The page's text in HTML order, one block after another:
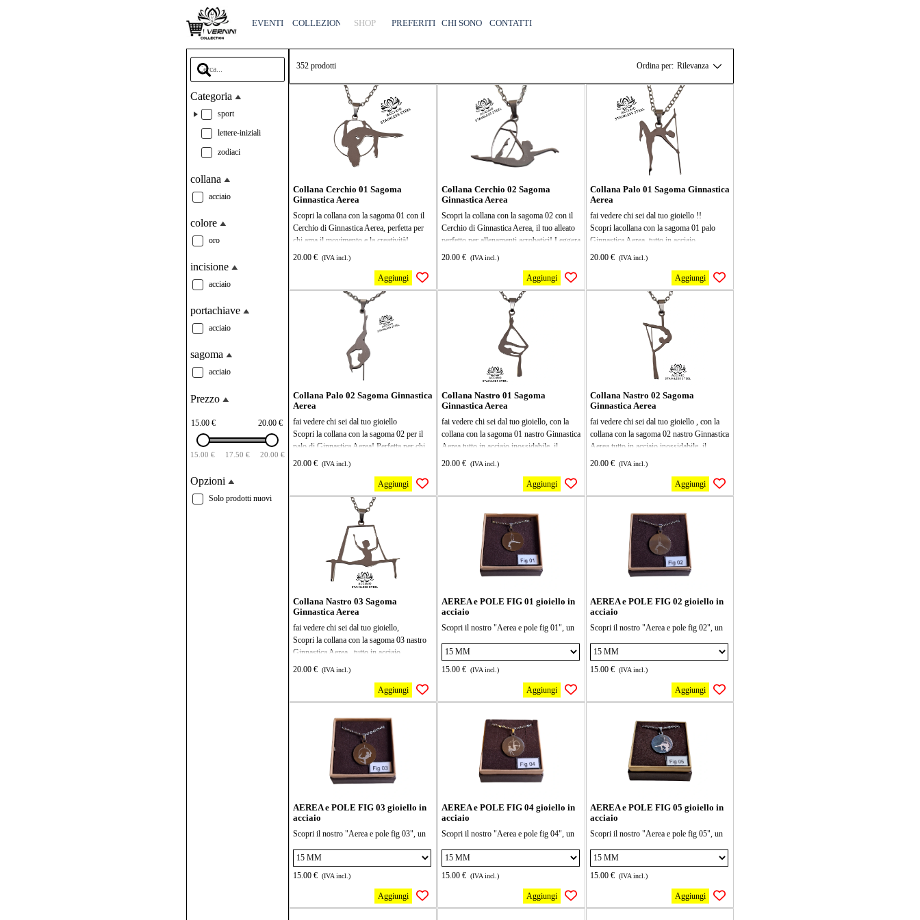
Salta menù
EVENTI COLLEZIONI ▼
SHOP PREFERITI CHI SONO CONTATTI
Categoria
sport
lettere-iniziali
zodiaci
collana
acciaio
colore
oro
incisione
acciaio
portachiave
acciaio
sagoma
acciaio
Prezzo
15.00 € 20.00 €
15.00 € 17.50 € 20.00 €
Opzioni
Solo prodotti nuovi
352 prodotti Ordina per: Rilevanza
Collana Cerchio 01 Sagoma
Ginnastica Aerea
Scopri la collana con la sagoma 01 con il
Cerchio di Ginnastica Aerea, perfetta per
chi ama il movimento e la creatività!
Leggera e resistente, ti accompagnerà in
tuo fitness a un livello superiore e divertiti
a esplorare nuove figure!
tutto in acciaio inossidabile, il ciondolo
misura 27x15mm, la collana mis 40 cm più
fai vedere chi sei dal tuo gioiello
20.00 € (IVA incl.)
Aggiungi
Collana Cerchio 02 Sagoma
Ginnastica Aerea
Scopri la collana con la sagoma 02 con il
Cerchio di Ginnastica Aerea, il tuo alleato
perfetto per allenamenti acrobatici! Leggera
e resistente, è ideale per chi ama la
performance al livello successivo. Divertiti
a esercitarti e stupire tutti con le tue
fai vedere chi sei dal tuo gioiello
tutto in acciaio inossidabile, il ciondolo
misura 17x30mm, la collana mis 40 cm più
5 di allungamento,
20.00 € (IVA incl.)
Aggiungi
Collana Palo 01 Sagoma Ginnastica
Aerea
fai vedere chi sei dal tuo gioiello !!
Scopri lacollana con la sagoma 01 palo
Ginnastica Aerea, tutto in acciaio
inossidabile, il ciondolo misura 27x15mm,
il tuo alleato perfetto per allenamenti
acrobatici! Leggera e resistente, è ideale per
chi ama sfidare la gravità e divertirsi nel
miglior modo possibile. Porta la tua
passione per la ginnastica aerea a un livello
20.00 € (IVA incl.)
Aggiungi
Collana Palo 02 Sagoma Ginnastica
Aerea
fai vedere chi sei dal tuo gioiello
Scopri la collana con la sagoma 02 per il
palo di Ginnastica Aerea! Perfetta per chi
ama esibirsi e allenarsi, questa sagoma è
montare. Ideale per dare un tocco di
professionalità ai tuoi esercizi e
impressionare tutti con le tue acrobazie!
tutto in acciaio inossidabile, il ciondolo
misura 31x10mm, la collana mis 40 cm più
5 di allungamento,
20.00 € (IVA incl.)
Aggiungi
Collana Nastro 01 Sagoma
Ginnastica Aerea
fai vedere chi sei dal tuo gioiello, con la
collana con la sagoma 01 nastro Ginnastica
Aerea tutto in acciaio inossidabile, il
ciondolo misura 13x27mm, la collana mis
chi ama allenarsi in modo creativo!
Leggera e resistente, ti aiuterà a migliorare
di ginnastica a un livello superiore. Ideale
per ogni appassionato di fitness, è il
compagno perfetto per il tuo workout!
20.00 € (IVA incl.)
Aggiungi
Collana Nastro 02 Sagoma
Ginnastica Aerea
fai vedere chi sei dal tuo gioiello , con la
collana con la sagoma 02 nastro Ginnastica
Aerea,tutto in acciaio inossidabile, il
ciondolo misura 30x11mm, la collana mis
chi ama allenarsi in modo creativo e
divertente! Leggera e resistente, ti aiuterà a
ogni esercizio un gioco. Ideale per
principianti e esperti, portala con te
ovunque per un workout dinamico e
20.00 € (IVA incl.)
Aggiungi
Collana Nastro 03 Sagoma
Ginnastica Aerea
fai vedere chi sei dal tuo gioiello,
Scopri la collana con la sagoma 03 nastro
Ginnastica Aerea, ,tutto in acciaio
inossidabile, il ciondolo misura 34x26mm,
perfetta per chi ama sfidare la gravità!
Questo nastro è super resistente e ti aiuterà
equilibrio mentre ti diverti. Ideale per
principianti e esperti, è il compagno
perfetto per le tue sessioni di allenamento
acrobatico. Non perdere l'occasione di
provare qualcosa di nuovo!
20.00 € (IVA incl.)
Aggiungi
AEREA e POLE FIG 01 gioiello in
acciaio
Scopri il nostro "Aerea e pole fig 01", un
moderno. Perfetto per chi cerca un tocco di
eleganza senza rinunciare alla comodità.
la collana è lunga 40 cm + 5cm di
dimensioni 15 e 20 mm seleziona la forma
15.00 € (IVA incl.)
Aggiungi
AEREA e POLE FIG 02 gioiello in
acciaio
Scopri il nostro "Aerea e pole fig 02", un
moderno. Perfetto per chi cerca un tocco di
eleganza senza rinunciare alla comodità.
la collana è lunga 40 cm + 5cm di
dimensioni 15 e 20 mm seleziona la forma
15.00 € (IVA incl.)
Aggiungi
AEREA e POLE FIG 03 gioiello in
acciaio
Scopri il nostro "Aerea e pole fig 03", un
moderno. Perfetto per chi cerca un tocco di
eleganza senza rinunciare alla comodità.
la collana è lunga 40 cm + 5cm di
15.00 € (IVA incl.)
Aggiungi
AEREA e POLE FIG 04 gioiello in
acciaio
Scopri il nostro "Aerea e pole fig 04", un
moderno. Perfetto per chi cerca un tocco di
eleganza senza rinunciare alla comodità.
la collana è lunga 40 cm + 5cm di
15.00 € (IVA incl.)
Aggiungi
AEREA e POLE FIG 05 gioiello in
acciaio
Scopri il nostro "Aerea e pole fig 05", un
moderno. Perfetto per chi cerca un tocco di
eleganza senza rinunciare alla comodità.
la collana è lunga 40 cm + 5cm di
15.00 € (IVA incl.)
Aggiungi